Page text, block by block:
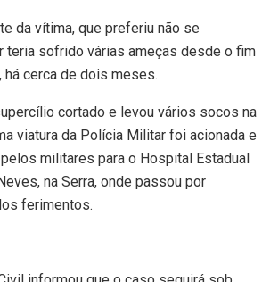
da vítima, que preferiu não se
teria sofrido várias ameças desde o fim
há cerca de dois meses.
cortado e levou vários socos na
viatura da Polícia Militar foi acionada e
militares para o Hospital Estadual
na Serra, onde passou por
ferimentos.